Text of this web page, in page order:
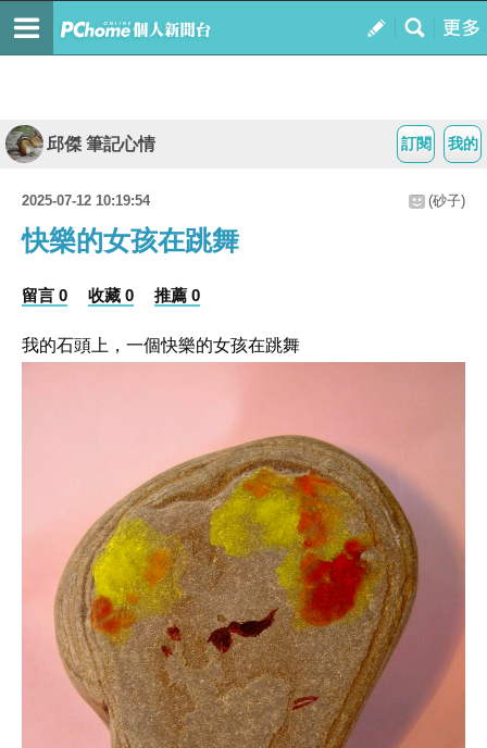
我的
訂閱
邱傑 筆記心情
2025-07-12 10:19:54 (砂子)
快樂的女孩在跳舞
留言 0 收藏 0 推薦 0
我的石頭上，一個快樂的女孩在跳舞